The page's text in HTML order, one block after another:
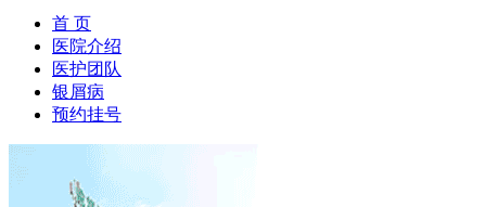
首 页
医院介绍
医护团队
银屑病
预约挂号